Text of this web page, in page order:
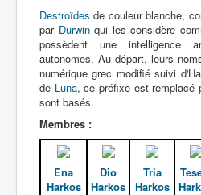
Destroïdes de couleur blanche,
par Durwinqui les considère
possèdent une intelligence
autonomes. Au départ, leurs
numérique grec modifié suivi
de Luna, ce préfixe est remplacé
sont basés.
Membres :
Ena
Harkos
Dio
Harkos
Tria
Harkos